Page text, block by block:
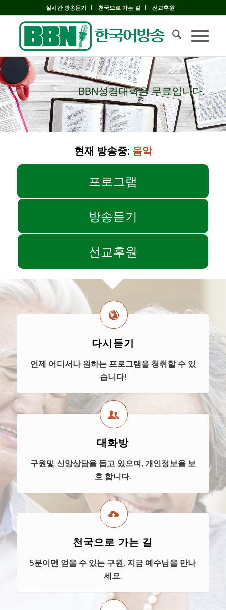
실시간 방송듣기 천국으로 가는 길 선교후원
BBN성경대학은 무료입니다.
BBN성경대학은 무료입니다.
현재 방송중: 음악
프로그램
방송듣기
선교후원
다시듣기
언제 어디서나 원하는 프로그램을 청취할 수 있
습니다!
대화방
구원및 신앙상담을 돕고 있으며, 개인정보을 보
호 합니다.
천국으로 가는 길
5분이면 얻을 수 있는 구원, 지금 예수님을 만나
세요.